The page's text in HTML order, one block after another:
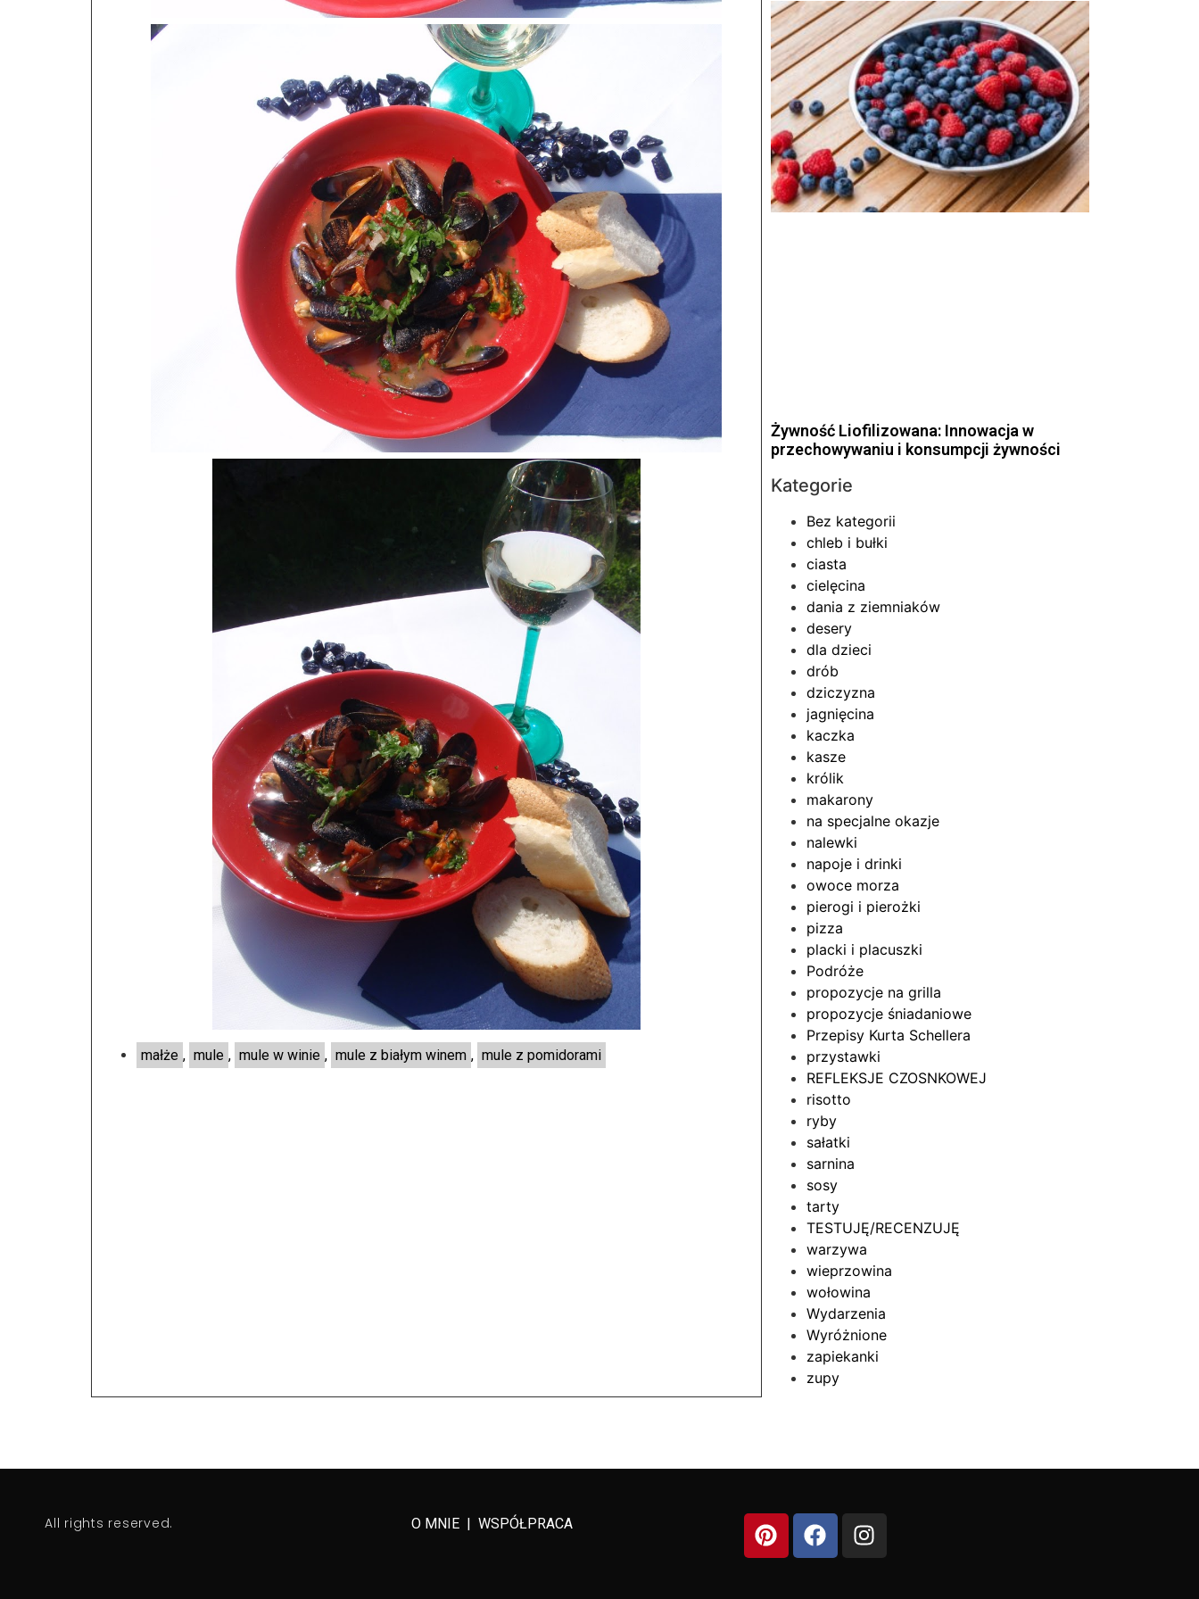
małże , mule , mule w winie , mule z białym winem , mule z pomidorami
Żywność Liofilizowana: Innowacja w
przechowywaniu i konsumpcji żywności
Kategorie
Bez kategorii
chleb i bułki
ciasta
cielęcina
dania z ziemniaków
desery
dla dzieci
drób
dziczyzna
jagnięcina
kaczka
kasze
królik
makarony
na specjalne okazje
nalewki
napoje i drinki
owoce morza
pierogi i pierożki
pizza
placki i placuszki
Podróże
propozycje na grilla
propozycje śniadaniowe
Przepisy Kurta Schellera
przystawki
REFLEKSJE CZOSNKOWEJ
risotto
ryby
sałatki
sarnina
sosy
tarty
TESTUJĘ/RECENZUJĘ
warzywa
wieprzowina
wołowina
Wydarzenia
Wyróżnione
zapiekanki
zupy
All rights reserved. O MNIE | WSPÓŁPRACA